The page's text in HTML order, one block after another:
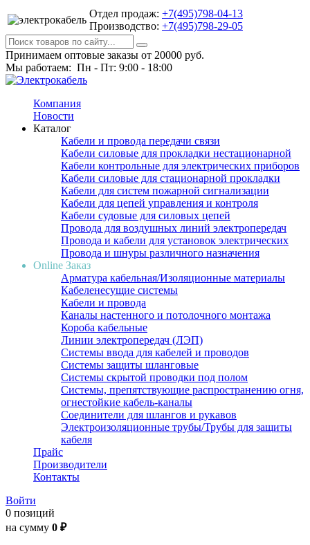
Отдел продаж: +7(495)798-04-13
Производство: +7(495)798-29-05
Принимаем оптовые заказы от 20000 руб.
Мы работаем: Пн - Пт: 9:00 - 18:00
Компания
Новости
Каталог
Кабели и провода передачи связи
Кабели силовые для прокладки нестационарной
Кабели контрольные для электрических приборов
Кабели силовые для стационарной прокладки
Кабели для систем пожарной сигнализации
Кабели для цепей управления и контроля
Кабели судовые для силовых цепей
Провода для воздушных линий электропередач
Провода и кабели для установок электрических
Провода и шнуры различного назначения
Online Заказ
Арматура кабельная/Изоляционные материалы
Кабеленесущие системы
Кабели и провода
Каналы настенного и потолочного монтажа
Короба кабельные
Линии электропередач (ЛЭП)
Системы ввода для кабелей и проводов
Системы защиты шланговые
Системы скрытой проводки под полом
Системы, препятствующие распространению огня,
огнестойкие кабель-каналы
Соединители для шлангов и рукавов
Электроизоляционные трубы/Трубы для защиты
кабеля
Прайс
Производители
Контакты
Войти
0 позиций
на сумму 0 ₽